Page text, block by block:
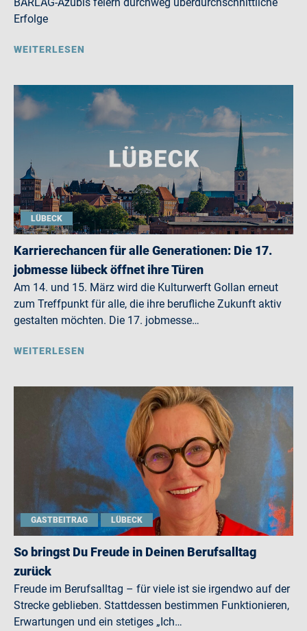
Erfolge
WEITERLESEN
LÜBECK
Karrierechancen für alle Generationen: Die 17.
jobmesse lübeck öffnet ihre Türen
Am 14. und 15. März wird die Kulturwerft Gollan erneut
zum Treffpunkt für alle, die ihre berufliche Zukunft aktiv
gestalten möchten. Die 17. jobmesse…
WEITERLESEN
GASTBEITRAG LÜBECK
So bringst Du Freude in Deinen Berufsalltag
zurück
Freude im Berufsalltag – für viele ist sie irgendwo auf der
Strecke geblieben. Stattdessen bestimmen Funktionieren,
Erwartungen und ein stetiges „Ich…